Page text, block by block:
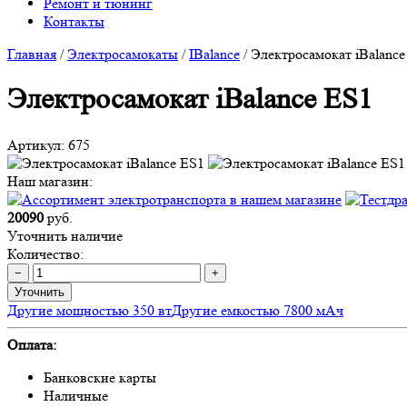
Контакты
Главная /Электросамокаты /IBalance /Электросамокат
Электросамокат iBalance ES1
Артикул: 675
Наш магазин:
20090 руб.
Уточнить наличие
Количество:
−
+
Уточнить
Другие мощностью 350 втДругие емкостью 7800 мАч
Оплата:
Банковские карты
Наличные